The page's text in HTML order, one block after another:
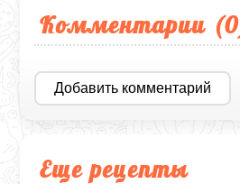
Комментарии (0
Добавить комментарий
Еще рецепты